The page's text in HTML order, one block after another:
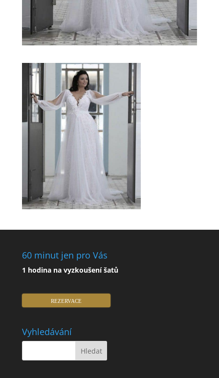
60 minut jen pro Vás
1 hodina na vyzkoušení šatů
REZERVACE
Vyhledávání